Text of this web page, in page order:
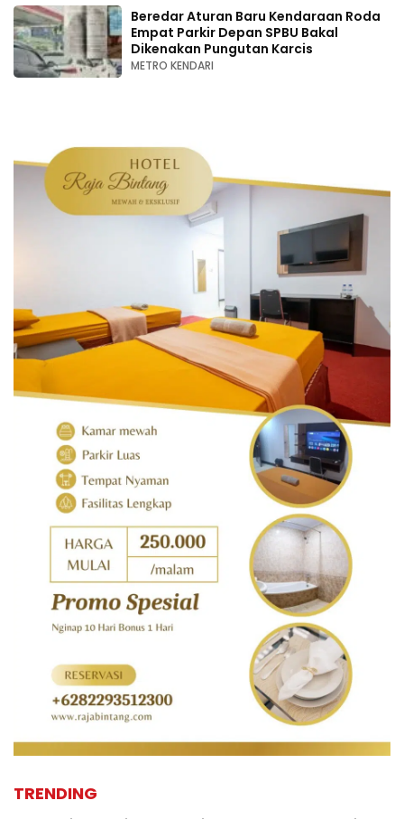
Beredar Aturan Baru Kendaraan Roda
Empat Parkir Depan SPBU Bakal
Dikenakan Pungutan Karcis
METRO KENDARI
TRENDING